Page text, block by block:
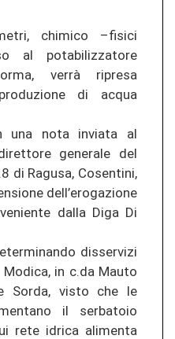
chimico –fisici
al potabilizzatore
verrà ripresa
di acqua
una nota inviata al
generale del
di Ragusa, Cosentini,
dell’erogazione
dalla Diga Di
disservizi
in c.da Mauto
Sorda, visto che le
il serbatoio
rete idrica alimenta